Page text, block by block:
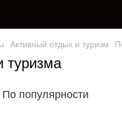
Активный отдых и туризм
туризма
По популярности